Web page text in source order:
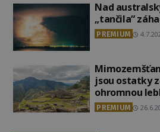
Nad
„tančila“
PREMIUM
jsou ostatky
ohromnou
PREMIUM